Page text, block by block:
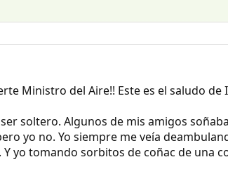
Ministro del Aire!! Este es el saludo
soltero. Algunos de mis amigos
yo no. Yo siempre me veía
yo tomando sorbitos de coñac de una